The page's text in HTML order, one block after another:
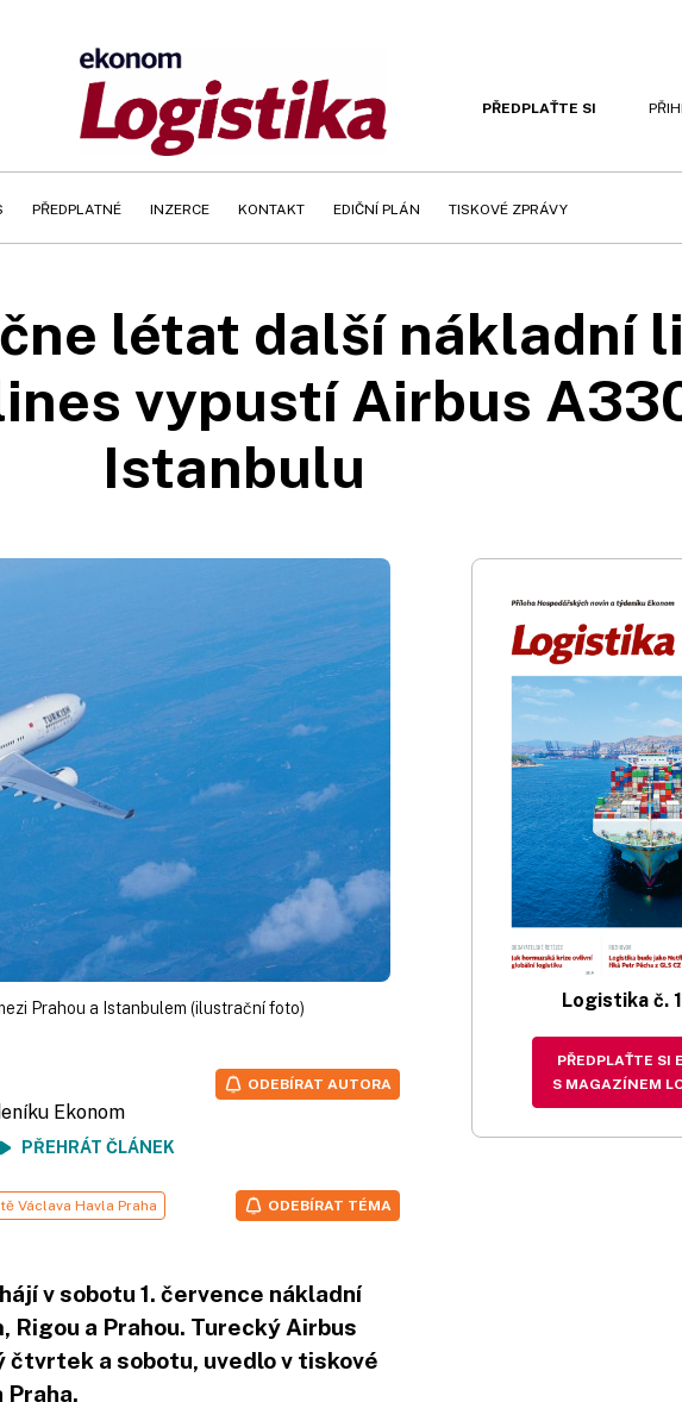
PŘEDPLAŤTE SI
PŘEDPLATNÉ INZERCE KONTAKT EDIČNÍ PLÁN TISKOVÉ ZPRÁVY
létat další nákladní
vypustí Airbus
Istanbulu
Prahou a Istanbulem (ilustrační foto)
Ekonom
PŘEHRÁT ČLÁNEK
ODEBÍRAT AUTORA
Václava Havla Praha ODEBÍRAT TÉMA
v sobotu 1. července nákladní
a Prahou. Turecký Airbus
a sobotu, uvedlo v tiskové
Praha.
Logistika č.
PŘEDPLAŤTE SI
S MAGAZÍNEM